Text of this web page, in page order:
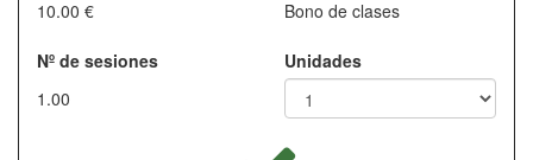
10.00 €
Bono de clases
Nº de sesiones
1.00
Unidades